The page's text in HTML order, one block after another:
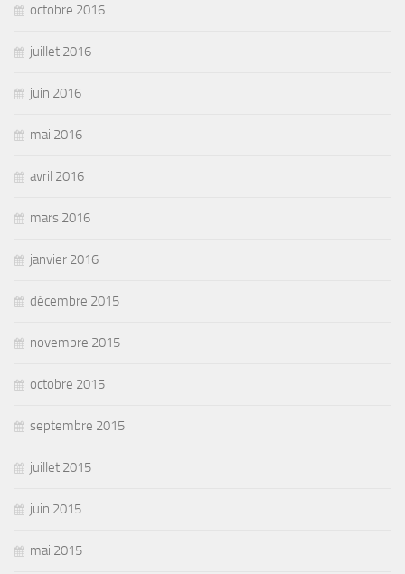
octobre 2016
juillet 2016
juin 2016
mai 2016
avril 2016
mars 2016
janvier 2016
décembre 2015
novembre 2015
octobre 2015
septembre 2015
juillet 2015
juin 2015
mai 2015